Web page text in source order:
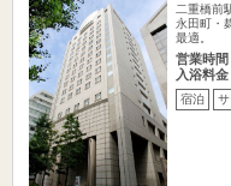
二重橋前
永田町・
最適。
営業時間
入浴料金
宿泊